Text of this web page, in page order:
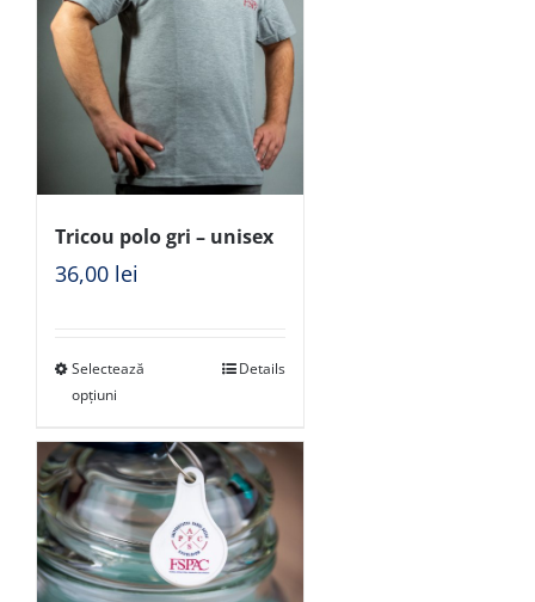
Tricou polo gri – unisex
36,00 lei
Selectează
opțiuni
Details